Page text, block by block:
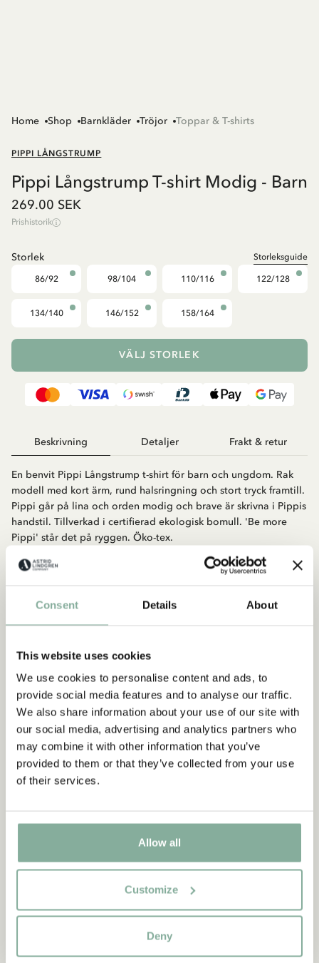
Consent Details About
This website uses cookies
We use cookies to personalise content and ads, to
provide social media features and to analyse our traffic.
We also share information about your use of our site with
our social media, advertising and analytics partners who
may combine it with other information that you’ve
provided to them or that they’ve collected from your use
of their services.
Allow all
Customize
Deny
Home Shop Barnkläder Tröjor Toppar & T-shirts
PIPPI LÅNGSTRUMP
Pippi Långstrump T-shirt Modig - Barn
269.00 SEK
Prishistorik
Storlek Storleksguide
86/92 98/104 110/116 122/128
134/140 146/152 158/164
VÄLJ STORLEK
Beskrivning Detaljer Frakt & retur
En benvit Pippi Långstrump t-shirt för barn och ungdom. Rak
modell med kort ärm, rund halsringning och stort tryck framtill.
Pippi går på lina och orden modig och brave är skrivna i Pippis
handstil. Tillverkad i certifierad ekologisk bomull. 'Be more
Pippi' står det på ryggen. Öko-tex.
Matcha med
Pippi Långstrump T-Shirt Stark - Barn
269.00 SEK
VÄLJ STORLEK